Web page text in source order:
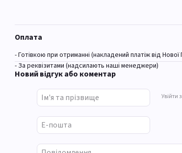
Оплата
- Готівкою при отриманні (накладений платіж від
- За реквізитами (надсилають наші менеджери)
Новий відгук або коментар
Увійти